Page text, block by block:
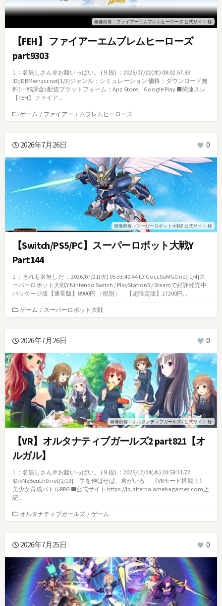
画像所有：ファイアーエムブレムヒーローズ 公式サイト 様
【FEH】 ファイアーエムブレムヒーローズ
part9303
1 ：名無しさん＠お腹いっぱい。 (９段) ：2026/07/22(水) 08:02:57.83
ID:jDBMwnzcr.net[1/3]ジャンル：シミュレーション 価格：ダウンロード無
料(一部課金) 配信プラットフォーム：App Store、Google Play ■関連スレ
【FEH】ファイア...
カ
テ
リ
ゲーム / ファイアーエムブレムヒーローズ
2026年7月26日 0
画像所有：スーパーロボット大戦X 公式サイト 様
【Switch/PS5/PC】スーパーロボット大戦Y
Part144
1 ：それも名無しだ ：2026/07/21(火) 05:33:40.44 ID:GoccSuMG0.net[1/4]ス
ーパーロボット大戦Y Nintendo Switch / PlayStation5 / Steamで好評発売中
パッケージ版【通常版】8900円 （税別） 【超限定版】27200円...
カ
テ
リ
ゲーム / スーパーロボット大戦
2026年7月26日 0
画像所有：オルタナティブガールズ2 公式サイト 様
【VR】オルタナティブガールズ2 part821【オ
ルガル】
1 ：名無しさん＠お腹いっぱい。 (９段) ：2025/12/04(木) 20:58:31.72
ID:kNzBeuLh0.net[1/19]「手を伸ばせば、君がいる」 《VRモード搭載！》
美少女育成バトルRPG ■公式サイト https://lp.alterna.amebagames.com上
記...
カ
テ
リ
オルタナティブガールズ / ゲーム
2026年7月25日 0